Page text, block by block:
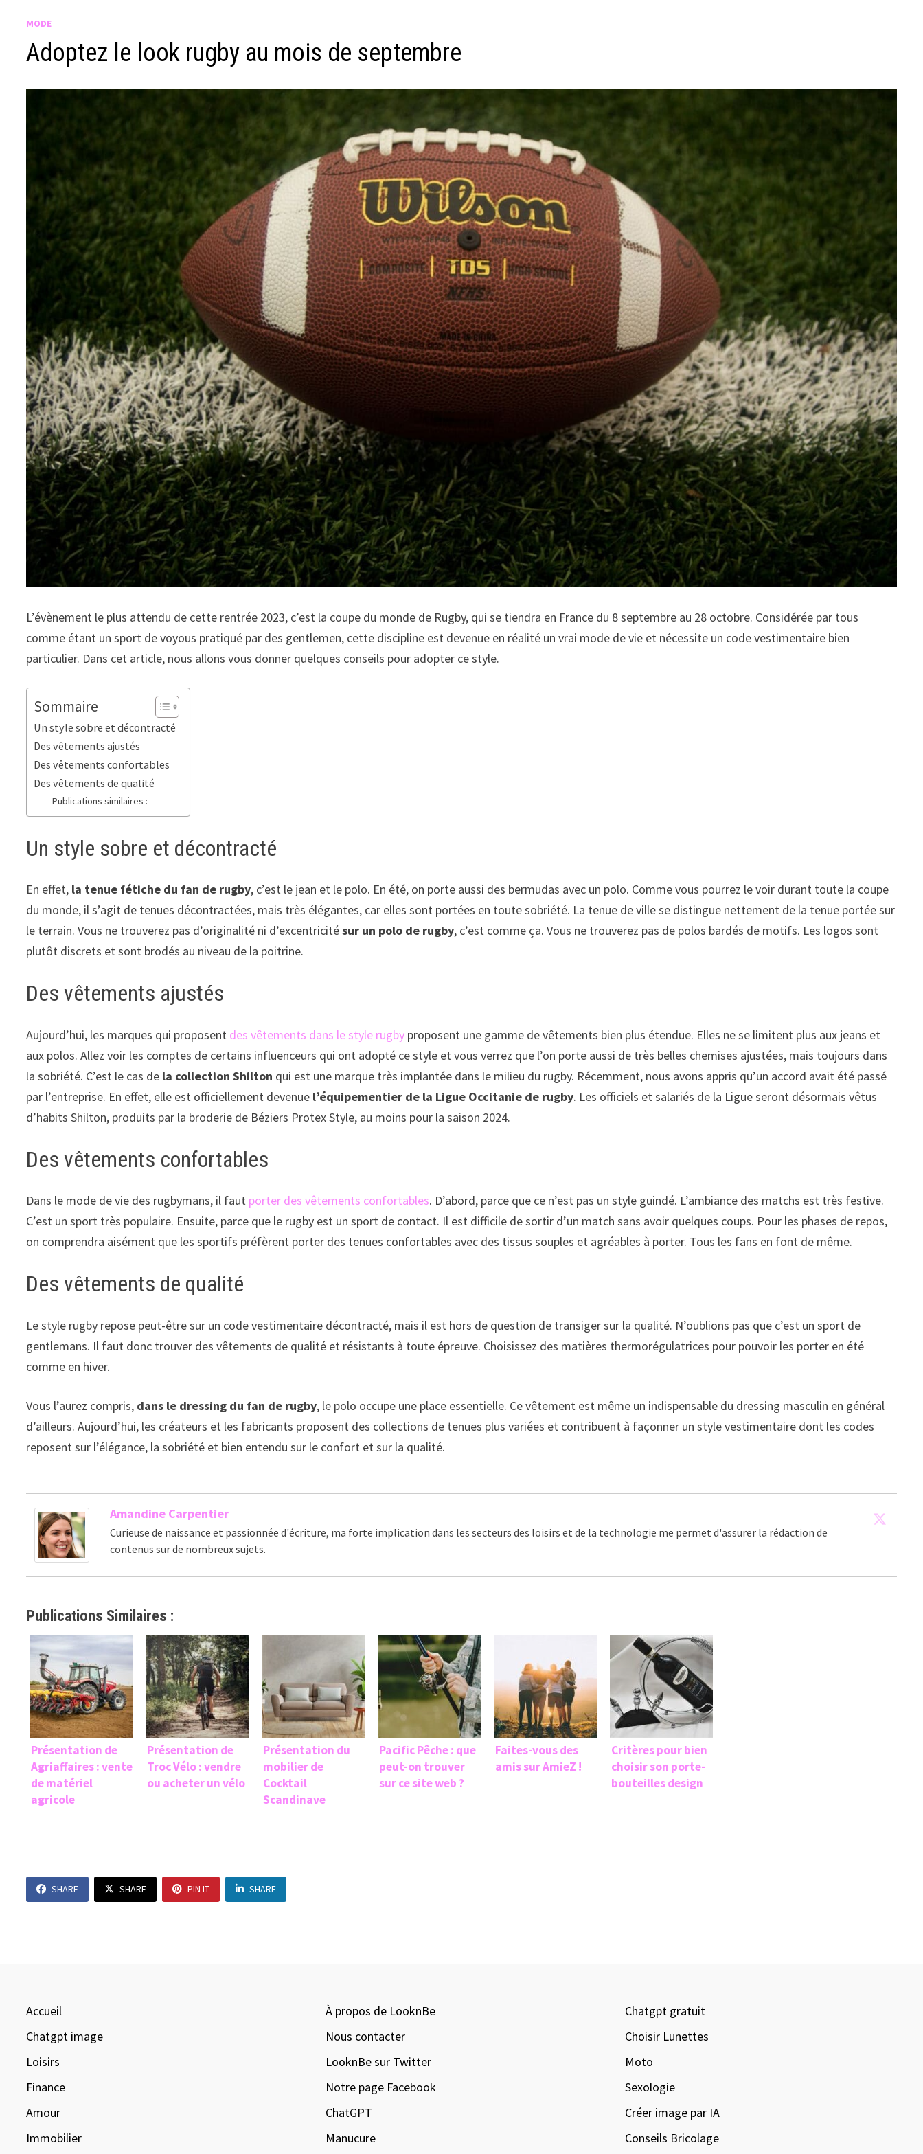
MODE
Adoptez le look rugby au mois de septembre
L’évènement le plus attendu de cette rentrée 2023, c’est la coupe du monde de Rugby, qui se tiendra en France du 8 septembre au 28 octobre. Considérée par tous
comme étant un sport de voyous pratiqué par des gentlemen, cette discipline est devenue en réalité un vrai mode de vie et nécessite un code vestimentaire bien
particulier. Dans cet article, nous allons vous donner quelques conseils pour adopter ce style.
Sommaire
Un style sobre et décontracté
Des vêtements ajustés
Des vêtements confortables
Des vêtements de qualité
Publications similaires :
Un style sobre et décontracté
En effet, la tenue fétiche du fan de rugby, c’est le jean et le polo. En été, on porte aussi des bermudas avec un polo. Comme vous pourrez le voir durant toute la coupe
du monde, il s’agit de tenues décontractées, mais très élégantes, car elles sont portées en toute sobriété. La tenue de ville se distingue nettement de la tenue portée sur
le terrain. Vous ne trouverez pas d’originalité ni d’excentricitésur un polo de rugby, c’est comme ça. Vous ne trouverez pas de polos bardés de motifs. Les logos sont
plutôt discrets et sont brodés au niveau de la poitrine.
Des vêtements ajustés
Aujourd’hui, les marques qui proposent des vêtements dans le style rugby proposent une gamme de vêtements bien plus étendue. Elles ne se limitent plus aux jeans et
aux polos. Allez voir les comptes de certains influenceurs qui ont adopté ce style et vous verrez que l’on porte aussi de très belles chemises ajustées, mais toujours dans
la sobriété. C’est le cas de la collection Shilton qui est une marque très implantée dans le milieu du rugby. Récemment, nous avons appris qu’un accord avait été passé
par l’entreprise. En effet, elle est officiellement devenue l’équipementier de la Ligue Occitanie de rugby. Les officiels et salariés de la Ligue seront désormais vêtus
d’habits Shilton, produits par la broderie de Béziers Protex Style, au moins pour la saison 2024.
Des vêtements confortables
Dans le mode de vie des rugbymans, il faut porter des vêtements confortables. D’abord, parce que ce n’est pas un style guindé. L’ambiance des matchs est très festive.
C’est un sport très populaire. Ensuite, parce que le rugby est un sport de contact. Il est difficile de sortir d’un match sans avoir quelques coups. Pour les phases de repos,
on comprendra aisément que les sportifs préfèrent porter des tenues confortables avec des tissus souples et agréables à porter. Tous les fans en font de même.
Des vêtements de qualité
Le style rugby repose peut-être sur un code vestimentaire décontracté, mais il est hors de question de transiger sur la qualité. N’oublions pas que c’est un sport de
gentlemans. Il faut donc trouver des vêtements de qualité et résistants à toute épreuve. Choisissez des matières thermorégulatrices pour pouvoir les porter en été
comme en hiver.
Vous l’aurez compris, dans le dressing du fan de rugby, le polo occupe une place essentielle. Ce vêtement est même un indispensable du dressing masculin en général
d’ailleurs. Aujourd’hui, les créateurs et les fabricants proposent des collections de tenues plus variées et contribuent à façonner un style vestimentaire dont les codes
reposent sur l’élégance, la sobriété et bien entendu sur le confort et sur la qualité.
Amandine Carpentier
Curieuse de naissance et passionnée d'écriture, ma forte implication dans les secteurs des loisirs et de la technologie me permet d'assurer la rédaction de
contenus sur de nombreux sujets.
Publications Similaires :
Présentation de
Agriaffaires : vente
de matériel
agricole
Présentation de
Troc Vélo : vendre
ou acheter un vélo
Présentation du
mobilier de
Cocktail
Scandinave
Pacific Pêche : que
peut-on trouver
sur ce site web ?
Faites-vous des
amis sur AmieZ !
Critères pour bien
choisir son porte-
bouteilles design
SHARE SHARE PIN IT SHARE
Accueil
Chatgpt image
Loisirs
Finance
Amour
Immobilier
À propos de LooknBe
Nous contacter
LooknBe sur Twitter
Notre page Facebook
ChatGPT
Manucure
Chatgpt gratuit
Choisir Lunettes
Moto
Sexologie
Créer image par IA
Conseils Bricolage